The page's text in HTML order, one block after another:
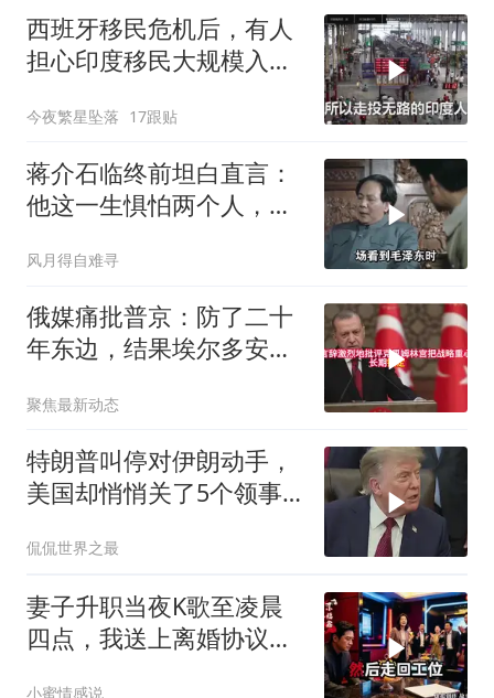
西班牙移民危机后，有人
担心印度移民大规模入侵
今夜繁星坠落 17跟贴
蒋介石临终前坦白直言：
他这一生惧怕两个人，却
风月得自难寻
俄媒痛批普京：防了二十
年东边，结果埃尔多安把
聚焦最新动态
特朗普叫停对伊朗动手，
美国却悄悄关了5个领事
侃侃世界之最
妻子升职当夜K歌至凌晨
四点，我送上离婚协议果
小蜜情感说